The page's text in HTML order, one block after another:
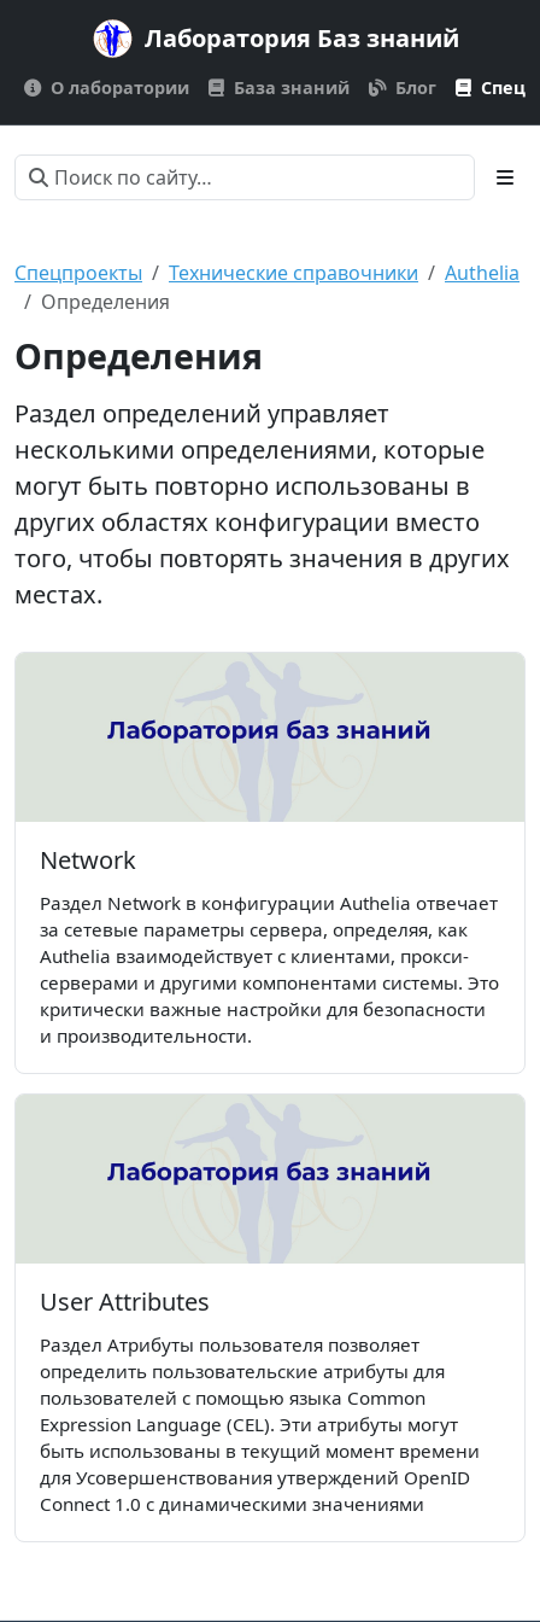
Лаборатория Баз знаний
О лаборатории База знаний Блог
Спецпроекты Технические справочники
Authelia
Определения
Определения
Раздел определений управляет
несколькими определениями, которые
могут быть повторно использованы в
других областях конфигурации вместо
того, чтобы повторять значения в других
местах.
Network
Раздел Network в конфигурации Authelia отвечает
за сетевые параметры сервера, определяя, как
Authelia взаимодействует с клиентами, прокси-
серверами и другими компонентами системы. Это
критически важные настройки для безопасности
и производительности.
User Attributes
Раздел Атрибуты пользователя позволяет
определить пользовательские атрибуты для
пользователей с помощью языка Common
Expression Language (CEL). Эти атрибуты могут
быть использованы в текущий момент времени
для Усовершенствования утверждений OpenID
Connect 1.0 с динамическими значениями